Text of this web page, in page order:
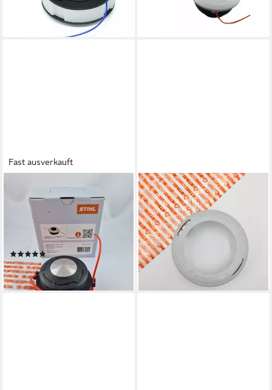
lieferbar - in 2-3 Werktagen bei dir
lieferbar - in 6-7 Werktagen bei dir
Fast ausverkauft
Fadenspule STIHL
Spuleneinsatz mit Faden für
Autocut 36-2, 46-2, 56-2
40037104310
(1)
21,10 €
lieferbar - in 6-7 Werktagen bei dir
STIHL
Fadenspule STIHL Fadenkopf
AutoCut C26-2 - Unterteil /
Deckel 40027139704
13,99 €
lieferbar - in 6-7 Werktagen bei dir